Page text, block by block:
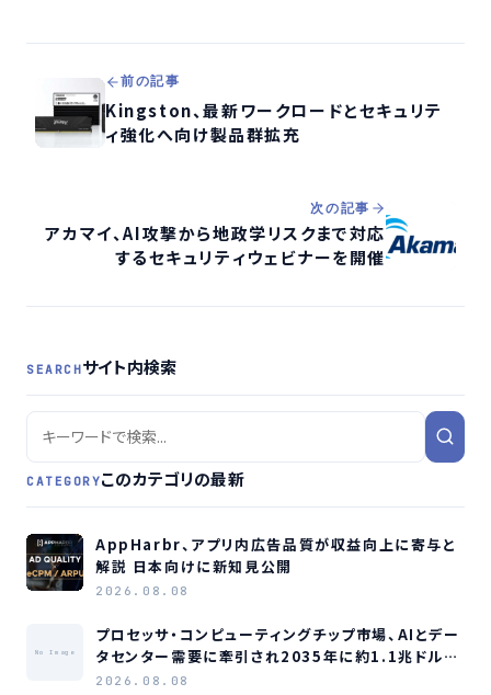
前の記事
Kingston、最新ワークロードとセキュリテ
ィ強化へ向け製品群拡充
次の記事
アカマイ、AI攻撃から地政学リスクまで対応
するセキュリティウェビナーを開催
SEARCHサイト内検索
CATEGORYこのカテゴリの最新
AppHarbr、アプリ内広告品質が収益向上に寄与と
解説 日本向けに新知見公開
2026.08.08
No Image
プロセッサ・コンピューティングチップ市場、AIとデー
タセンター需要に牽引され2035年に約1.1兆ドル規
模へ成長か
2026.08.08